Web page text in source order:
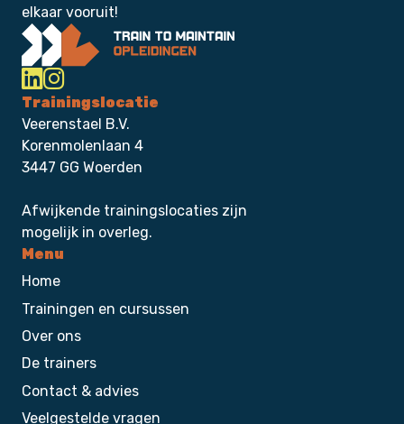
elkaar vooruit!
Trainingslocatie
Veerenstael B.V.
Korenmolenlaan 4
3447 GG Woerden
Afwijkende trainingslocaties zijn
mogelijk in overleg.
Menu
Home
Trainingen en cursussen
Over ons
De trainers
Contact & advies
Veelgestelde vragen